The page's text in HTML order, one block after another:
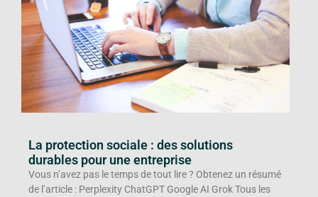
La protection sociale : des solutions
durables pour une entreprise
Vous n’avez pas le temps de tout lire ? Obtenez un résumé
de l’article : Perplexity ChatGPT Google AI Grok Tous les